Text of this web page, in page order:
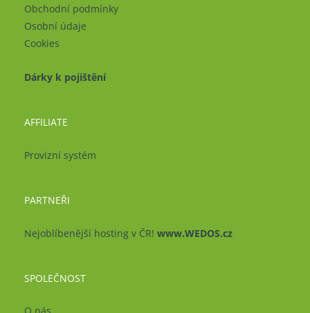
Obchodní podmínky
Osobní údaje
Cookies
Dárky k pojištění
AFFILIATE
Provizní systém
PARTNEŘI
Nejoblíbenější hosting v ČR! www.WEDOS.cz
SPOLEČNOST